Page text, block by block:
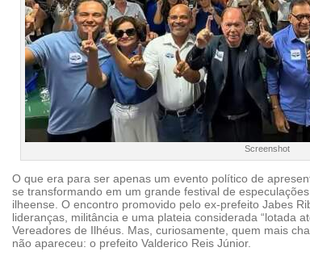
Screenshot
O que era para ser apenas um evento político de
se transformando em um grande festival de
ilheense. O encontro promovido pelo ex-prefeito Jabes
lideranças, militância e uma plateia considerada “lotada
Vereadores de Ilhéus. Mas, curiosamente, quem mais
não apareceu: o prefeito Valderico Reis Júnior.